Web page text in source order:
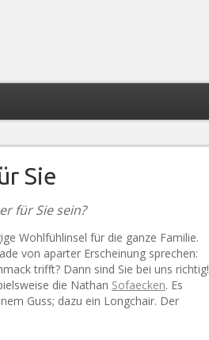
Sie
für Sie sein?
Wohlfühlinsel für die ganze Familie.
von aparter Erscheinung sprechen:
trifft? Dann sind Sie bei uns richtig!
die Nathan Sofaecken. Es
Guss; dazu ein Longchair. Der